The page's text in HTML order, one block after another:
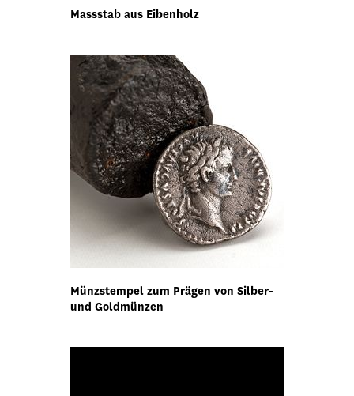
Massstab aus Eibenholz
Münzstempel zum Prägen von Silber-
und Goldmünzen